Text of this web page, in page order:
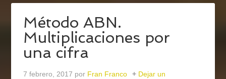
Método ABN.
Multiplicaciones por
una cifra
7 febrero, 2017 por Fran Franco
Dejar un